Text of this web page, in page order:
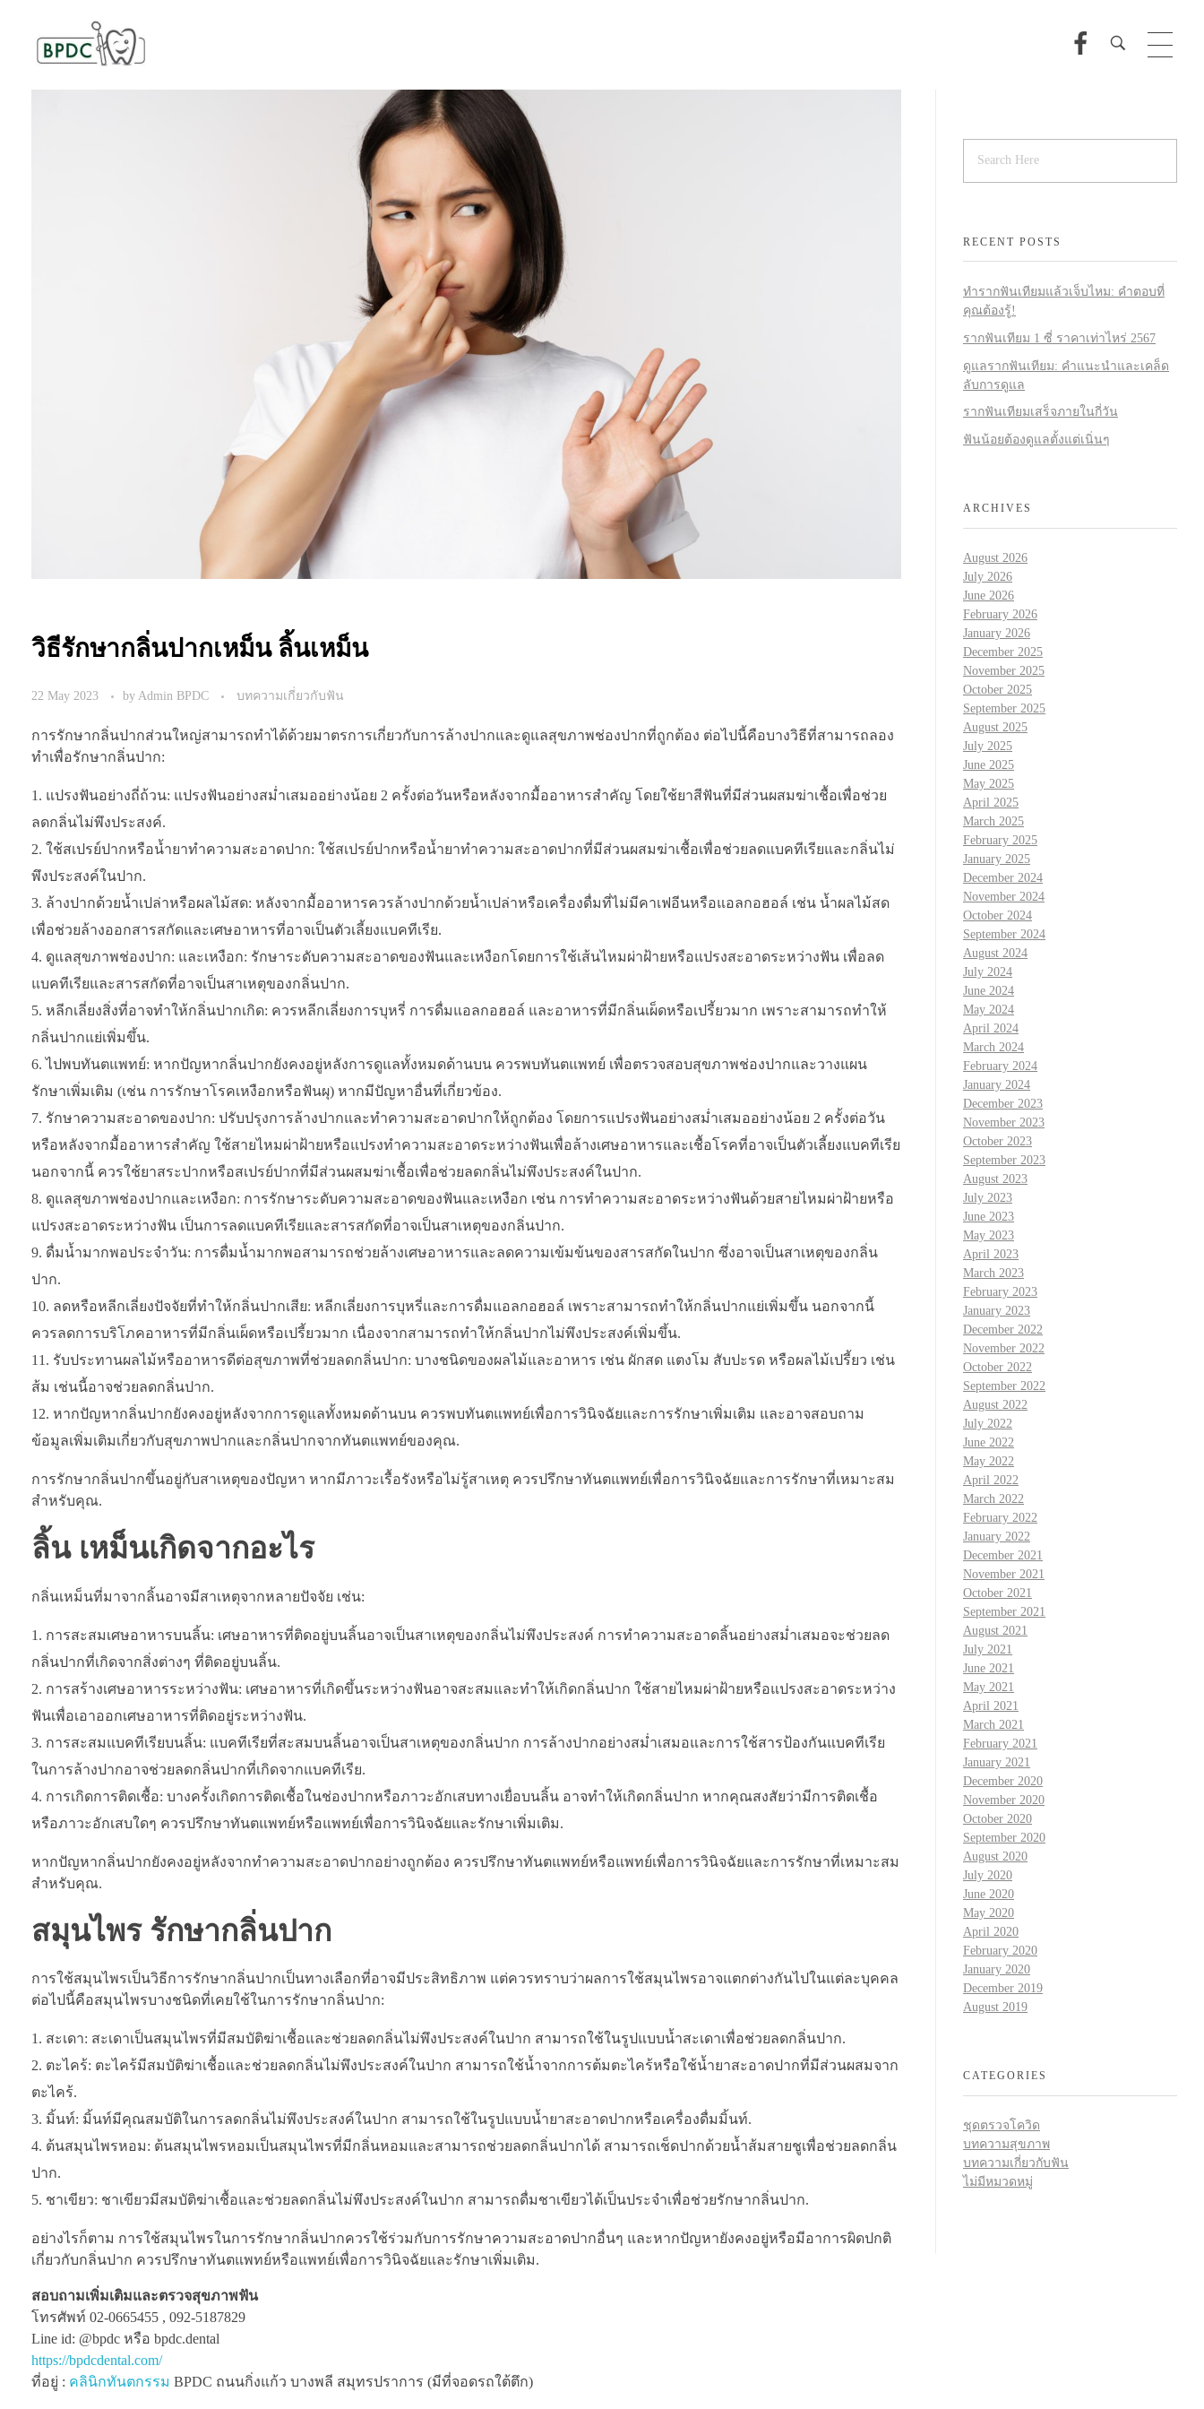
วิธีรักษากลิ่นปากเหม็น ลิ้นเหม็น
22 May 2023 by Admin BPDC บทความเกี่ยวกับฟัน
การรักษากลิ่นปากส่วนใหญ่สามารถทำได้ด้วยมาตรการเกี่ยวกับการล้างปากและดูแลสุขภาพช่องปากที่ถูกต้อง ต่อไปนี้คือบางวิธีที่สามารถลอง
ทำเพื่อรักษากลิ่นปาก:
แปรงฟันอย่างถี่ถ้วน: แปรงฟันอย่างสม่ำเสมออย่างน้อย 2 ครั้งต่อวันหรือหลังจากมื้ออาหารสำคัญ โดยใช้ยาสีฟันที่มีส่วนผสมฆ่าเชื้อเพื่อช่วย
ลดกลิ่นไม่พึงประสงค์.
ใช้สเปรย์ปากหรือน้ำยาทำความสะอาดปาก: ใช้สเปรย์ปากหรือน้ำยาทำความสะอาดปากที่มีส่วนผสมฆ่าเชื้อเพื่อช่วยลดแบคทีเรียและกลิ่นไม่
พึงประสงค์ในปาก.
ล้างปากด้วยน้ำเปล่าหรือผลไม้สด: หลังจากมื้ออาหารควรล้างปากด้วยน้ำเปล่าหรือเครื่องดื่มที่ไม่มีคาเฟอีนหรือแอลกอฮอล์ เช่น น้ำผลไม้สด
เพื่อช่วยล้างออกสารสกัดและเศษอาหารที่อาจเป็นตัวเลี้ยงแบคทีเรีย.
ดูแลสุขภาพช่องปาก: และเหงือก: รักษาระดับความสะอาดของฟันและเหงือกโดยการใช้เส้นไหมผ่าฝ้ายหรือแปรงสะอาดระหว่างฟัน เพื่อลด
แบคทีเรียและสารสกัดที่อาจเป็นสาเหตุของกลิ่นปาก.
หลีกเลี่ยงสิ่งที่อาจทำให้กลิ่นปากเกิด: ควรหลีกเลี่ยงการบุหรี่ การดื่มแอลกอฮอล์ และอาหารที่มีกลิ่นเผ็ดหรือเปรี้ยวมาก เพราะสามารถทำให้
กลิ่นปากแย่เพิ่มขึ้น.
ไปพบทันตแพทย์: หากปัญหากลิ่นปากยังคงอยู่หลังการดูแลทั้งหมดด้านบน ควรพบทันตแพทย์ เพื่อตรวจสอบสุขภาพช่องปากและวางแผน
รักษาเพิ่มเติม (เช่น การรักษาโรคเหงือกหรือฟันผุ) หากมีปัญหาอื่นที่เกี่ยวข้อง.
รักษาความสะอาดของปาก: ปรับปรุงการล้างปากและทำความสะอาดปากให้ถูกต้อง โดยการแปรงฟันอย่างสม่ำเสมออย่างน้อย 2 ครั้งต่อวัน
หรือหลังจากมื้ออาหารสำคัญ ใช้สายไหมผ่าฝ้ายหรือแปรงทำความสะอาดระหว่างฟันเพื่อล้างเศษอาหารและเชื้อโรคที่อาจเป็นตัวเลี้ยงแบคทีเรีย
นอกจากนี้ ควรใช้ยาสระปากหรือสเปรย์ปากที่มีส่วนผสมฆ่าเชื้อเพื่อช่วยลดกลิ่นไม่พึงประสงค์ในปาก.
ดูแลสุขภาพช่องปากและเหงือก: การรักษาระดับความสะอาดของฟันและเหงือก เช่น การทำความสะอาดระหว่างฟันด้วยสายไหมผ่าฝ้ายหรือ
แปรงสะอาดระหว่างฟัน เป็นการลดแบคทีเรียและสารสกัดที่อาจเป็นสาเหตุของกลิ่นปาก.
ดื่มน้ำมากพอประจำวัน: การดื่มน้ำมากพอสามารถช่วยล้างเศษอาหารและลดความเข้มข้นของสารสกัดในปาก ซึ่งอาจเป็นสาเหตุของกลิ่น
ปาก.
ลดหรือหลีกเลี่ยงปัจจัยที่ทำให้กลิ่นปากเสีย: หลีกเลี่ยงการบุหรี่และการดื่มแอลกอฮอล์ เพราะสามารถทำให้กลิ่นปากแย่เพิ่มขึ้น นอกจากนี้
ควรลดการบริโภคอาหารที่มีกลิ่นเผ็ดหรือเปรี้ยวมาก เนื่องจากสามารถทำให้กลิ่นปากไม่พึงประสงค์เพิ่มขึ้น.
รับประทานผลไม้หรืออาหารดีต่อสุขภาพที่ช่วยลดกลิ่นปาก: บางชนิดของผลไม้และอาหาร เช่น ผักสด แตงโม สับปะรด หรือผลไม้เปรี้ยว เช่น
ส้ม เช่นนี้อาจช่วยลดกลิ่นปาก.
หากปัญหากลิ่นปากยังคงอยู่หลังจากการดูแลทั้งหมดด้านบน ควรพบทันตแพทย์เพื่อการวินิจฉัยและการรักษาเพิ่มเติม และอาจสอบถาม
ข้อมูลเพิ่มเติมเกี่ยวกับสุขภาพปากและกลิ่นปากจากทันตแพทย์ของคุณ.
การรักษากลิ่นปากขึ้นอยู่กับสาเหตุของปัญหา หากมีภาวะเรื้อรังหรือไม่รู้สาเหตุ ควรปรึกษาทันตแพทย์เพื่อการวินิจฉัยและการรักษาที่เหมาะสม
สำหรับคุณ.
ลิ้น เหม็นเกิดจากอะไร
กลิ่นเหม็นที่มาจากลิ้นอาจมีสาเหตุจากหลายปัจจัย เช่น:
การสะสมเศษอาหารบนลิ้น: เศษอาหารที่ติดอยู่บนลิ้นอาจเป็นสาเหตุของกลิ่นไม่พึงประสงค์ การทำความสะอาดลิ้นอย่างสม่ำเสมอจะช่วยลด
กลิ่นปากที่เกิดจากสิ่งต่างๆ ที่ติดอยู่บนลิ้น.
การสร้างเศษอาหารระหว่างฟัน: เศษอาหารที่เกิดขึ้นระหว่างฟันอาจสะสมและทำให้เกิดกลิ่นปาก ใช้สายไหมผ่าฝ้ายหรือแปรงสะอาดระหว่าง
ฟันเพื่อเอาออกเศษอาหารที่ติดอยู่ระหว่างฟัน.
การสะสมแบคทีเรียบนลิ้น: แบคทีเรียที่สะสมบนลิ้นอาจเป็นสาเหตุของกลิ่นปาก การล้างปากอย่างสม่ำเสมอและการใช้สารป้องกันแบคทีเรีย
ในการล้างปากอาจช่วยลดกลิ่นปากที่เกิดจากแบคทีเรีย.
การเกิดการติดเชื้อ: บางครั้งเกิดการติดเชื้อในช่องปากหรือภาวะอักเสบทางเยื่อบนลิ้น อาจทำให้เกิดกลิ่นปาก หากคุณสงสัยว่ามีการติดเชื้อ
หรือภาวะอักเสบใดๆ ควรปรึกษาทันตแพทย์หรือแพทย์เพื่อการวินิจฉัยและรักษาเพิ่มเติม.
หากปัญหากลิ่นปากยังคงอยู่หลังจากทำความสะอาดปากอย่างถูกต้อง ควรปรึกษาทันตแพทย์หรือแพทย์เพื่อการวินิจฉัยและการรักษาที่เหมาะสม
สำหรับคุณ.
สมุนไพร รักษากลิ่นปาก
การใช้สมุนไพรเป็นวิธีการรักษากลิ่นปากเป็นทางเลือกที่อาจมีประสิทธิภาพ แต่ควรทราบว่าผลการใช้สมุนไพรอาจแตกต่างกันไปในแต่ละบุคคล
ต่อไปนี้คือสมุนไพรบางชนิดที่เคยใช้ในการรักษากลิ่นปาก:
สะเดา: สะเดาเป็นสมุนไพรที่มีสมบัติฆ่าเชื้อและช่วยลดกลิ่นไม่พึงประสงค์ในปาก สามารถใช้ในรูปแบบน้ำสะเดาเพื่อช่วยลดกลิ่นปาก.
ตะไคร้: ตะไคร้มีสมบัติฆ่าเชื้อและช่วยลดกลิ่นไม่พึงประสงค์ในปาก สามารถใช้น้ำจากการต้มตะไคร้หรือใช้น้ำยาสะอาดปากที่มีส่วนผสมจาก
ตะไคร้.
มิ้นท์: มิ้นท์มีคุณสมบัติในการลดกลิ่นไม่พึงประสงค์ในปาก สามารถใช้ในรูปแบบน้ำยาสะอาดปากหรือเครื่องดื่มมิ้นท์.
ต้นสมุนไพรหอม: ต้นสมุนไพรหอมเป็นสมุนไพรที่มีกลิ่นหอมและสามารถช่วยลดกลิ่นปากได้ สามารถเช็ดปากด้วยน้ำส้มสายชูเพื่อช่วยลดกลิ่น
ปาก.
ชาเขียว: ชาเขียวมีสมบัติฆ่าเชื้อและช่วยลดกลิ่นไม่พึงประสงค์ในปาก สามารถดื่มชาเขียวได้เป็นประจำเพื่อช่วยรักษากลิ่นปาก.
อย่างไรก็ตาม การใช้สมุนไพรในการรักษากลิ่นปากควรใช้ร่วมกับการรักษาความสะอาดปากอื่นๆ และหากปัญหายังคงอยู่หรือมีอาการผิดปกติ
เกี่ยวกับกลิ่นปาก ควรปรึกษาทันตแพทย์หรือแพทย์เพื่อการวินิจฉัยและรักษาเพิ่มเติม.
สอบถามเพิ่มเติมและตรวจสุขภาพฟัน
โทรศัพท์ 02-0665455 , 092-5187829
Line id: @bpdc หรือ bpdc.dental
https://bpdcdental.com/
ที่อยู่ : คลินิกทันตกรรม BPDC ถนนกิ่งแก้ว บางพลี สมุทรปราการ (มีที่จอดรถใต้ตึก)
RECENT POSTS
ทำรากฟันเทียมแล้วเจ็บไหม: คำตอบที่
คุณต้องรู้!
รากฟันเทียม 1 ซี่ ราคาเท่าไหร่ 2567
ดูแลรากฟันเทียม: คำแนะนำและเคล็ด
ลับการดูแล
รากฟันเทียมเสร็จภายในกี่วัน
ฟันน้อยต้องดูแลตั้งแต่เนิ่นๆ
ARCHIVES
August 2026
July 2026
June 2026
February 2026
January 2026
December 2025
November 2025
October 2025
September 2025
August 2025
July 2025
June 2025
May 2025
April 2025
March 2025
February 2025
January 2025
December 2024
November 2024
October 2024
September 2024
August 2024
July 2024
June 2024
May 2024
April 2024
March 2024
February 2024
January 2024
December 2023
November 2023
October 2023
September 2023
August 2023
July 2023
June 2023
May 2023
April 2023
March 2023
February 2023
January 2023
December 2022
November 2022
October 2022
September 2022
August 2022
July 2022
June 2022
May 2022
April 2022
March 2022
February 2022
January 2022
December 2021
November 2021
October 2021
September 2021
August 2021
July 2021
June 2021
May 2021
April 2021
March 2021
February 2021
January 2021
December 2020
November 2020
October 2020
September 2020
August 2020
July 2020
June 2020
May 2020
April 2020
February 2020
January 2020
December 2019
August 2019
CATEGORIES
ชุดตรวจโควิด
บทความสุขภาพ
บทความเกี่ยวกับฟัน
ไม่มีหมวดหมู่